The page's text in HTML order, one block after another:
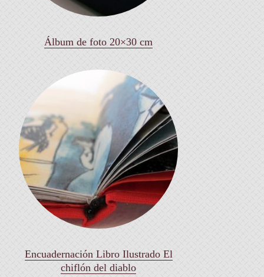
Álbum de foto 20×30 cm
Encuadernación Libro Ilustrado El
chiflón del diablo